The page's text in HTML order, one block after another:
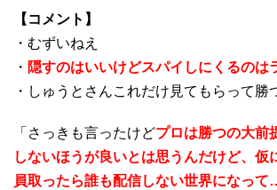
【コメント】
・むずいねえ
・ 隠すのはいいけどスパイしにくるのは
・しゅうとさんこれだけ見てもらって勝
「さっきも言ったけどプロは勝つの大前
しないほうが良いとは思うんだけど、仮
員取ったら誰も配信しない世界になっ